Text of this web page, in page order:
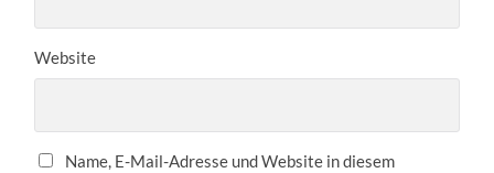
Website
Name, E-Mail-Adresse und Website in diesem